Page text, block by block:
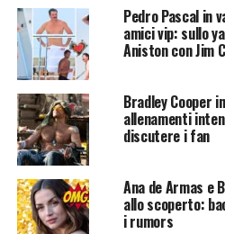
Pedro Pascal in
amici vip: sullo
Aniston con Jim
Bradley Cooper
allenamenti
discutere i fan
Ana de Armas e
allo scoperto:
i rumors